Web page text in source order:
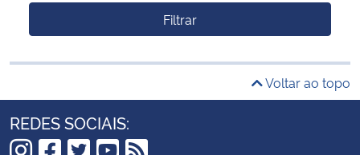
Filtrar
Voltar ao topo
REDES SOCIAIS: